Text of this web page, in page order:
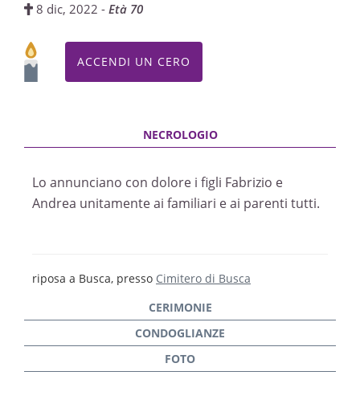
8 dic, 2022 -Età 70
ACCENDI UN CERO
Lo annunciano con dolore i figli Fabrizio e
Andrea unitamente ai familiari e ai parenti tutti.
riposa a Busca, presso Cimitero di Busca